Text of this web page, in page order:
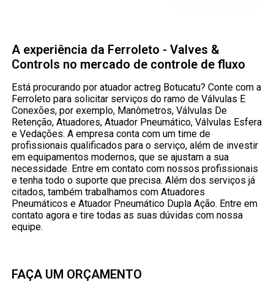
A experiência da Ferroleto - Valves &
Controls no mercado de controle de fluxo
Está procurando por atuador actreg Botucatu? Conte com a
Ferroleto para solicitar serviços do ramo de Válvulas E
Conexões, por exemplo, Manômetros, Válvulas De
Retenção, Atuadores, Atuador Pneumático, Válvulas Esfera
e Vedações. A empresa conta com um time de
profissionais qualificados para o serviço, além de investir
em equipamentos modernos, que se ajustam a sua
necessidade. Entre em contato com nossos profissionais
e tenha todo o suporte que precisa. Além dos serviços já
citados, também trabalhamos com Atuadores
Pneumáticos e Atuador Pneumático Dupla Ação. Entre em
contato agora e tire todas as suas dúvidas com nossa
equipe.
FAÇA UM ORÇAMENTO